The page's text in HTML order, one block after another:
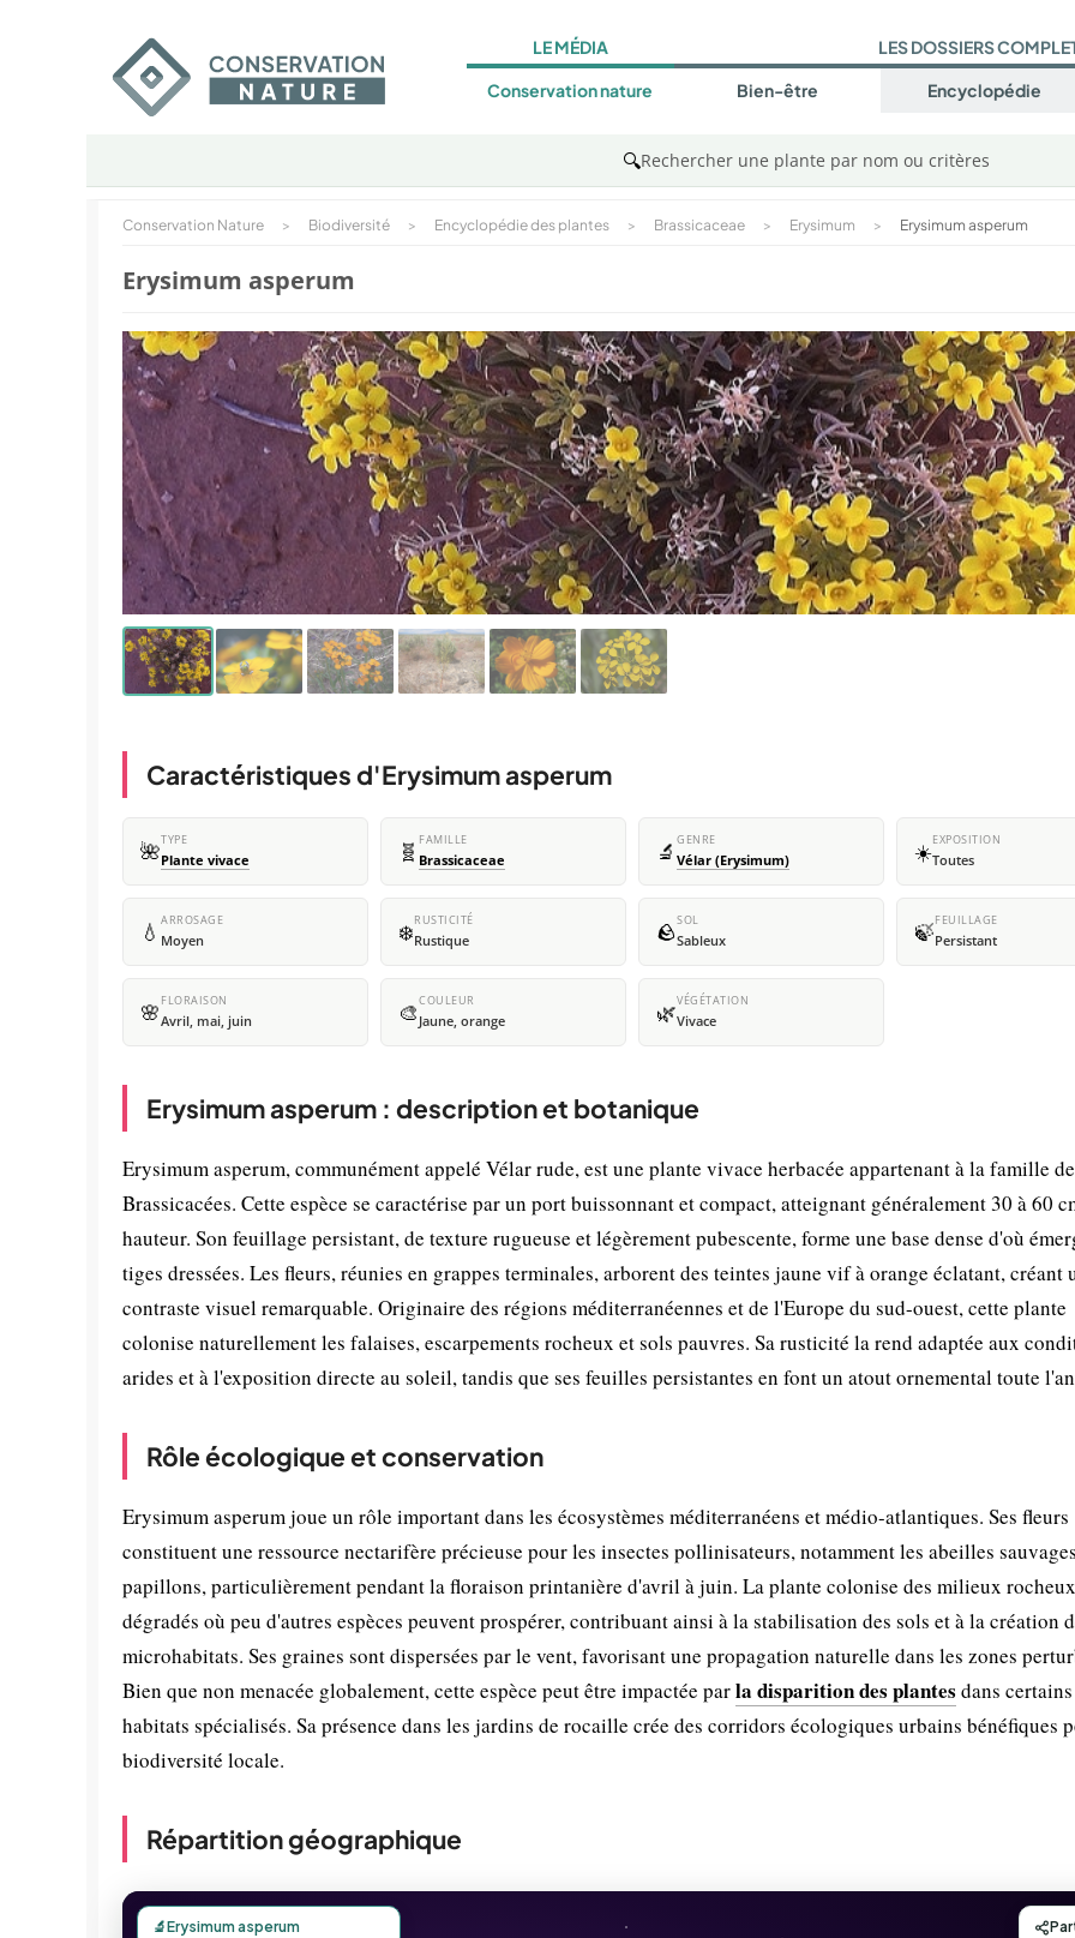
LE MÉDIA
Conservation nature
LES DOSSIERS
Bien-être Encyclopédie
🔍Rechercher une plante par nom ou critères
Conservation Nature > Biodiversité > Encyclopédie des plantes > Brassicaceae > Erysimum > Erysimum asperum
Erysimum asperum
Caractéristiques d'Erysimum asperum
🌺TYPE
Plante vivace 🧬 FAMILLE
Brassicaceae 🔬 GENRE
Vélar (Erysimum) ☀️EXPOSITION
Toutes
💧 ARROSAGE
Moyen ❄️RUSTICITÉ
Rustique 🪨SOL
Sableux 🍃FEUILLAGE
Persistant
🌸 FLORAISON
Avril, mai, juin 🎨COULEUR
Jaune, orange 🌿VÉGÉTATION
Vivace
Erysimum asperum : description et botanique
Erysimum asperum, communément appelé Vélar rude, est une plante vivace herbacée appartenant à la famille
Brassicacées. Cette espèce se caractérise par un port buissonnant et compact, atteignant généralement 30 à 60
hauteur. Son feuillage persistant, de texture rugueuse et légèrement pubescente, forme une base dense d'où
tiges dressées. Les fleurs, réunies en grappes terminales, arborent des teintes jaune vif à orange éclatant, créant
contraste visuel remarquable. Originaire des régions méditerranéennes et de l'Europe du sud-ouest, cette plante
colonise naturellement les falaises, escarpements rocheux et sols pauvres. Sa rusticité la rend adaptée aux
arides et à l'exposition directe au soleil, tandis que ses feuilles persistantes en font un atout ornemental toute
Rôle écologique et conservation
Erysimum asperum joue un rôle important dans les écosystèmes méditerranéens et médio-atlantiques. Ses fleurs
constituent une ressource nectarifère précieuse pour les insectes pollinisateurs, notamment les abeilles
papillons, particulièrement pendant la floraison printanière d'avril à juin. La plante colonise des milieux
dégradés où peu d'autres espèces peuvent prospérer, contribuant ainsi à la stabilisation des sols et à la création
microhabitats. Ses graines sont dispersées par le vent, favorisant une propagation naturelle dans les zones
Bien que non menacée globalement, cette espèce peut être impactée parla disparition des plantes dans certains
habitats spécialisés. Sa présence dans les jardins de rocaille crée des corridors écologiques urbains bénéfiques
biodiversité locale.
Répartition géographique